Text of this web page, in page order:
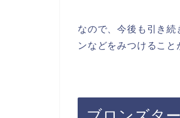
なので、今後も引き
ンなどをみつけるこ